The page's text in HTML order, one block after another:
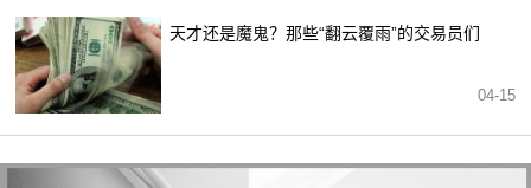
天才还是魔鬼？那些“翻云覆雨”的交易员们
04-15